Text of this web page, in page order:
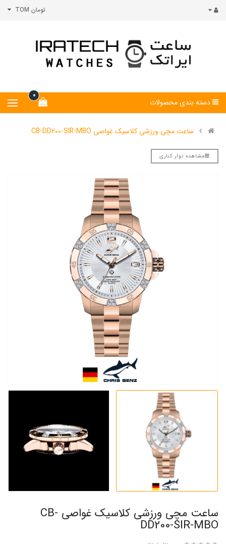
تومان TOM
0
دسته بندی محصولات
ساعت مچی ورزشی کلاسیک غواصی CB-DD200-SIR-MBO
مشاهده نوار کناری
ساعت مچی ورزشی کلاسیک غواصی CB-
DD200-SIR-MBO